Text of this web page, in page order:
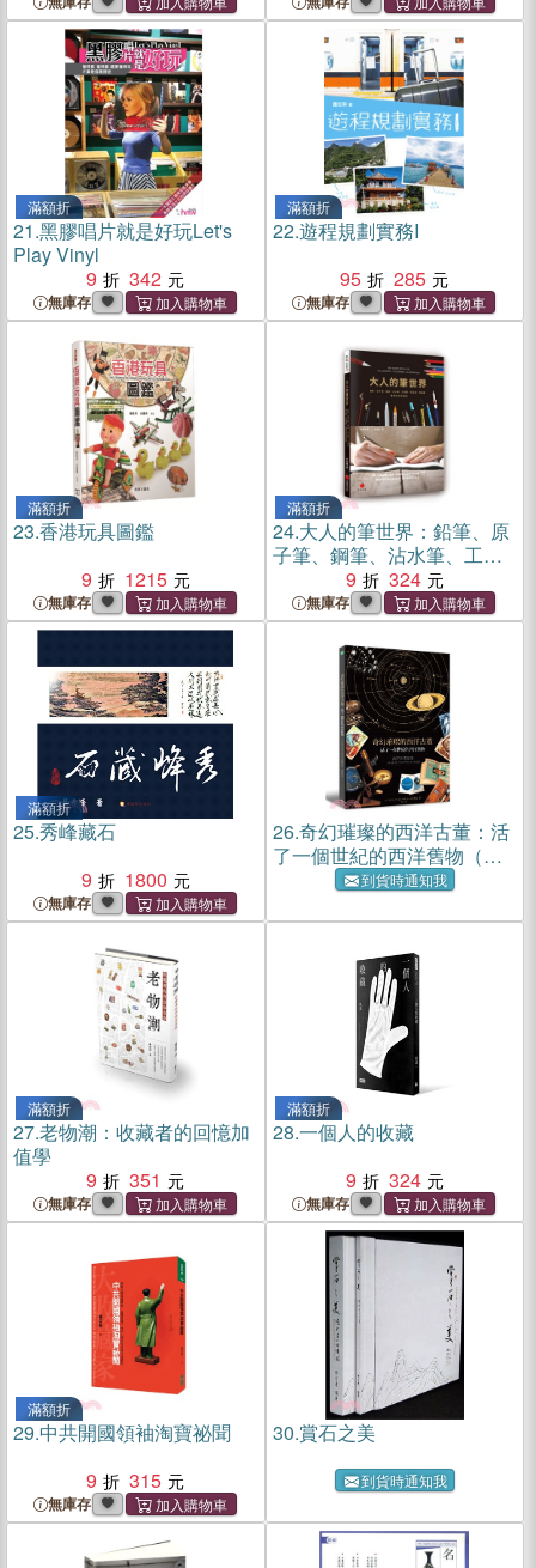
滿額折
21.黑膠唱片就是好玩Let's
Play Vinyl
9
342
無庫存
滿額折
22.遊程規劃實務I
95
285
無庫存
滿額折
23.香港玩具圖鑑
9
1215
無庫存
滿額折
24.大人的筆世界：鉛筆、原
子筆、鋼筆、沾水筆、工程
筆、麥克筆、特殊筆，愛筆
狂的蒐集帖
9 324
無庫存
滿額折
25.秀峰藏石
9
1800
無庫存
26.奇幻璀璨的西洋古董：活
了一個世紀的西洋舊物（隨
書附贈土星木版畫海報＋夜
天文圖鑑藏書票）
到貨時通知我
滿額折
27.老物潮：收藏者的回憶加
值學
9
351
無庫存
滿額折
28.一個人的收藏
9
324
無庫存
滿額折
29.中共開國領袖淘寶祕聞
9
315
無庫存
30.賞石之美
到貨時通知我